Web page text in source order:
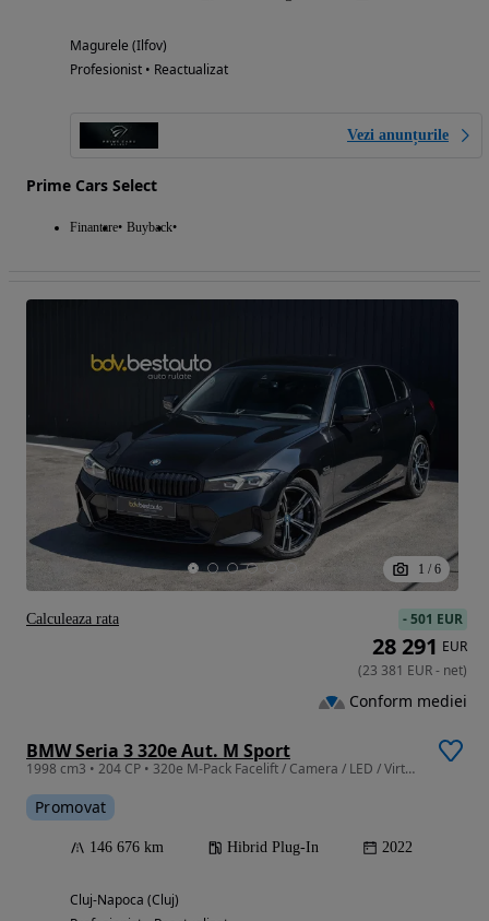
Magurele (Ilfov)
Profesionist • Reactualizat
Vezi anunțurile
Prime Cars Select
Finantare Buyback
1 / 6
BMW Seria 3 320e Aut. M Sport
1998 cm3 • 204 CP • 320e M-Pack Facelift / Camera / LED / Virtual / Assist
Promovat
146 676 km Hibrid Plug-In 2022
Cluj-Napoca (Cluj)
-501 EUR
28 291 EUR
(23 381 EUR- net)
Conform mediei
Calculeaza rata